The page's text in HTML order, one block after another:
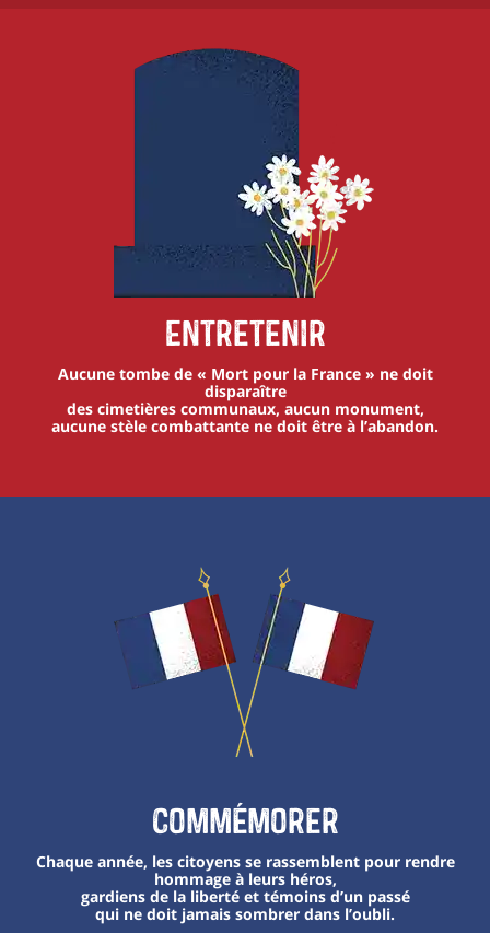
Entretenir
Aucune tombe de « Mort pour la France » ne doit
disparaître
des cimetières communaux, aucun monument,
aucune stèle combattante ne doit être à l’abandon.
Commémorer
Chaque année, les citoyens se rassemblent pour rendre
hommage à leurs héros,
gardiens de la liberté et témoins d’un passé
qui ne doit jamais sombrer dans l’oubli.